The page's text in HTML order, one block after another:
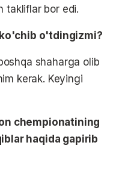
takliflar bor edi.
o'tdingizmi?
shaharga olib
kerak. Keyingi
chempionatining
haqida gapirib